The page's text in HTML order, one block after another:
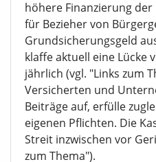
stärker in den Blick
Kassen fordern unter
höhere Finanzierung der
für Bezieher von
Grundsicherungsgeld
klaffe aktuell eine Lücke
jährlich (vgl. "Links zum
Versicherten und
Beiträge auf, erfülle
eigenen Pflichten. Die